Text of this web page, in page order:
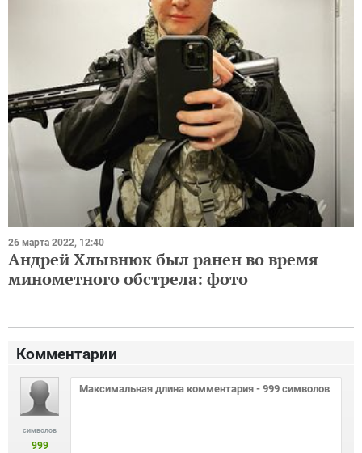
26 марта 2022, 12:40
Андрей Хлывнюк был ранен во время
минометного обстрела: фото
Комментарии
символов
999